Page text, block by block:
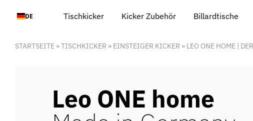
Inhalt DE Tischkicker Kicker Zubehör Billardtische
STARTSEITE»TISCHKICKER » EINSTEIGER KICKER » LEO ONE HOME |
Leo ONE home